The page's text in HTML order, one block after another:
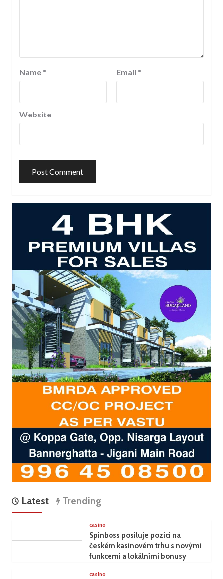
Name * Email *
Website
Latest Trending
casino
Spinboss posiluje pozici na
českém kasinovém trhu s novými
funkcemi a lokálními bonusy
casino